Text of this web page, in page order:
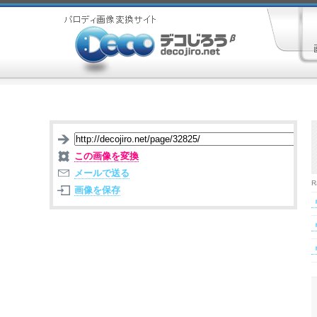
この画像を変換
メールで送る
画像を保存